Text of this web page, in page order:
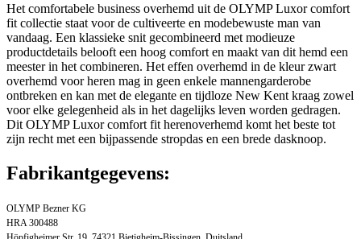
Het comfortabele business overhemd uit de OLYMP Luxor comfort
fit collectie staat voor de cultiveerte en modebewuste man van
vandaag. Een klassieke snit gecombineerd met modieuze
productdetails belooft een hoog comfort en maakt van dit hemd een
meester in het combineren. Het effen overhemd in de kleur zwart
overhemd voor heren mag in geen enkele mannengarderobe
ontbreken en kan met de elegante en tijdloze New Kent kraag zowel
voor elke gelegenheid als in het dagelijks leven worden gedragen.
Dit OLYMP Luxor comfort fit herenoverhemd komt het beste tot
zijn recht met een bijpassende stropdas en een brede dasknoop.
Fabrikantgegevens:
OLYMP Bezner KG
HRA 300488